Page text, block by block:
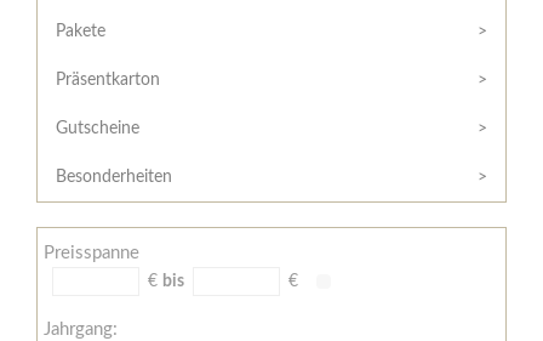
/
Widerrufsformular
AGB
Zahlungsbedingungen
Meine
Pakete
Präsentkarton
Gutscheine
Besonderheiten
Preisspanne
€ bis €
Jahrgang: